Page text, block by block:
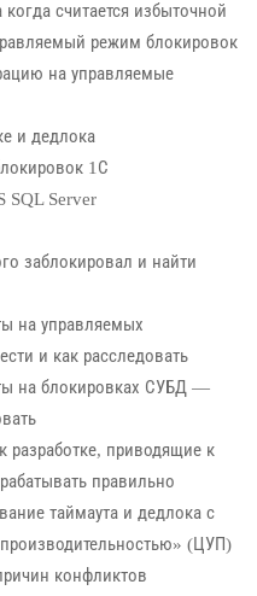
считается избыточной
режим блокировок
на управляемые
и дедлока
1С
SQL Server
заблокировал и найти
на управляемых
и как расследовать
на блокировках СУБД —
разработке, приводящие к
правильно
таймаута и дедлока с
(ЦУП)
конфликтов